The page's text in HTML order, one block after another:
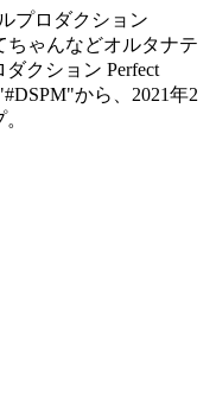
プロダクション
ちゃんなどオルタナテ
クション Perfect
から、2021年2